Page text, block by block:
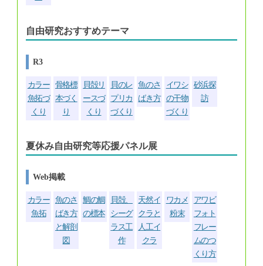
自由研究おすすめテーマ
R3
カラー
魚拓づ
くり
骨格標
本づく
り
貝殻リ
ースづ
くり
貝のレ
プリカ
づくり
魚のさ
ばき方
イワシ
の干物
づくり
砂浜探
訪
夏休み自由研究等応援パネル展
Web掲載
カラー
魚拓
魚のさ
ばき方
と解剖
図
鯛の鯛
の標本
貝殻、
シーグ
ラス工
作
天然イ
クラと
人工イ
クラ
ワカメ
粉末
アワビ
フォト
フレー
ムのつ
くり方